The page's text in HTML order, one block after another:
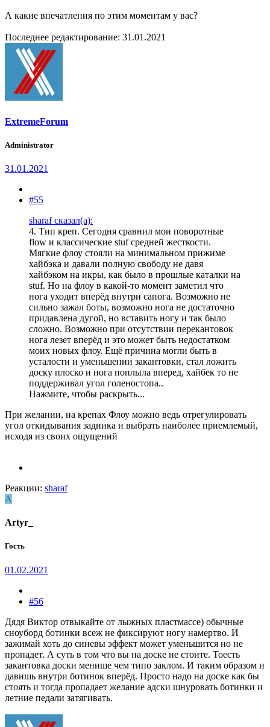
А какие впечатления по этим моментам у вас?
Последнее редактирование: 31.01.2021
ExtremeForum
Administrator
31.01.2021
#55
sharaf сказал(а):
4. Тип креп. Сегодня сравнил мои поворотные
flow и классические stuf средней жесткости.
Мягкие флоу стояли на минимальном прижиме
хайбэка и давали полную свободу не давя
хайбэком на икры, как было в прошлые каталки на
stuf. Но на флоу в какой-то момент заметил что
нога уходит вперёд внутри сапога. Возможно не
сильно зажал боты, возможно нога не достаточно
придавлена дугой, но вставить ногу и так было
сложно. Возможно при отсутствии перекантовок
нога лезет вперёд и это может быть недостатком
моих новых флоу. Ещё причина могли быть в
усталости и уменьшении закантовки, стал ложить
доску плоско и нога поплыла вперед, хайбек то не
поддерживал угол голеностопа..
Нажмите, чтобы раскрыть...
При желании, на крепах Флоу можно ведь отрегулировать
угол откидывания задника и выбрать наиболее приемлемый,
исходя из своих ощущений
Реакции: sharaf
A
Artyr_
Гость
01.02.2021
#56
Дядя Виктор отвыкайте от лыжных пластмассе) обычные
сноуборд ботинки всеж не фиксируют ногу намертво. И
зажимай хоть до синевы эффект может уменьшится но не
пропадет. А суть в том что вы на доске не стоите. Тоесть
закантовка доски менише чем типо заклом. И таким образом и
давишь внутри ботинок вперёд. Просто надо на доске как бы
стоять и тогда пропадает желание адски шнуровать ботинки и
летние педали затягивать.